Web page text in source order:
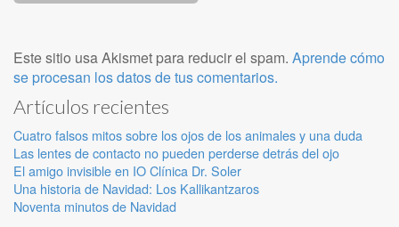
Este sitio usa Akismet para reducir el spam. Aprende cómo
se procesan los datos de tus comentarios.
Artículos recientes
Cuatro falsos mitos sobre los ojos de los animales y una duda
Las lentes de contacto no pueden perderse detrás del ojo
El amigo invisible en IO Clínica Dr. Soler
Una historia de Navidad: Los Kallikantzaros
Noventa minutos de Navidad